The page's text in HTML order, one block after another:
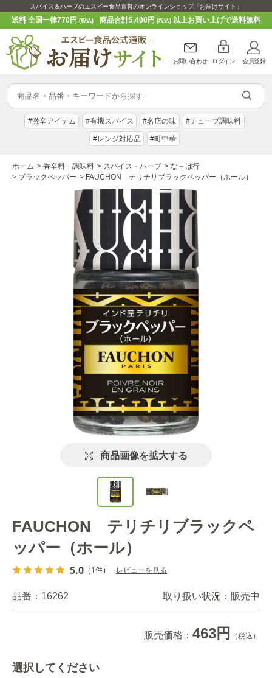
スパイス＆ハーブのエスビー食品直営のオンラインショップ「お届けサイト」
送料 全国一律770円(税込) 商品合計5,400円 (税込)以上お買い上げで送料無料
お問い合わせ ログイン 会員登録
#激辛アイテム #有機スパイス #名店の味 #チューブ調味料
#レンジ対応品 #町中華
ホーム > 香辛料・調味料 > スパイス・ハーブ > な～は行
> ブラックペッパー > FAUCHON テリチリブラックペッパー（ホール）
商品画像を拡大する
FAUCHON テリチリブラックペ
ッパー（ホール）
5.0 （1件） レビューを見る
品番： 16262 取り扱い状況： 販売中
販売価格： 463円 （税込）
選択してください